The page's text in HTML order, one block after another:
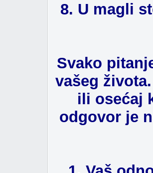
8. U magli
Svako
vašeg
ili osećaj
odgovor je